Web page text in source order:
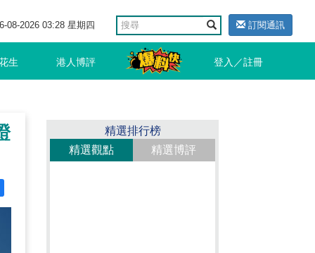
08-2026 03:28 星期四 訂閱通訊
生 港人博評 登入／註冊
精選排行榜
精選觀點
精選博評